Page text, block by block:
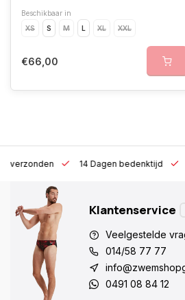
Beschikbaar in
XS
S M L XL XXL
€66,00
h verzonden 14 Dagen bedenktijd
Klantenservice
Veelgestelde
014/58 77 77
0491 08 84 12